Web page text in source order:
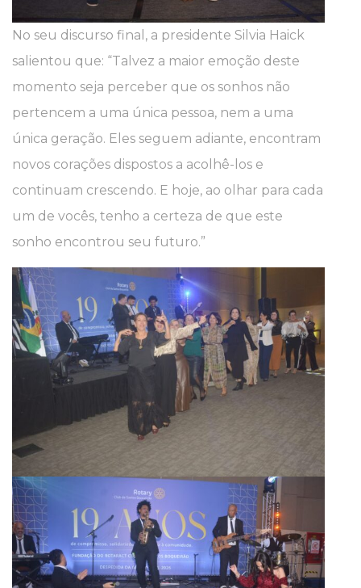
No seu discurso final, a presidente Silvia Haick
salientou que: “Talvez a maior emoção deste
momento seja perceber que os sonhos não
pertencem a uma única pessoa, nem a uma
única geração. Eles seguem adiante, encontram
novos corações dispostos a acolhê-los e
continuam crescendo. E hoje, ao olhar para cada
um de vocês, tenho a certeza de que este
sonho encontrou seu futuro.”